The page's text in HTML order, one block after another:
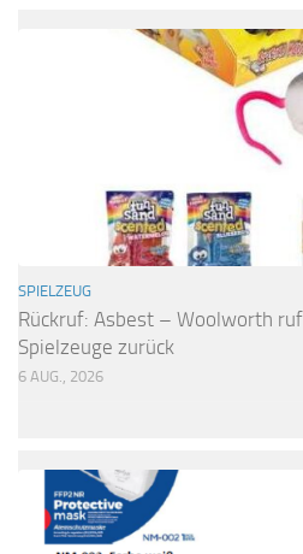
SPIELZEUG
Rückruf: Asbest – Woolworth
Spielzeuge zurück
6 AUG., 2026